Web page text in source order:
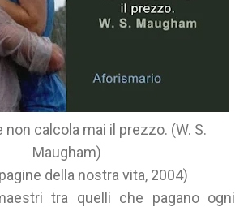
non calcola mai il prezzo. (W. S.
Maugham)
della nostra vita, 2004)
tra quelli che pagano ogni